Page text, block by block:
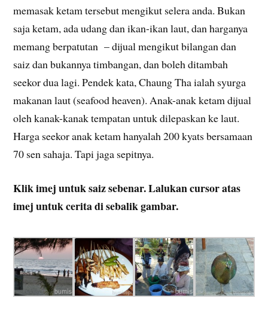
memasak ketam tersebut mengikut selera anda. Bukan
saja ketam, ada udang dan ikan-ikan laut, dan harganya
memang berpatutan – dijual mengikut bilangan dan
saiz dan bukannya timbangan, dan boleh ditambah
seekor dua lagi. Pendek kata, Chaung Tha ialah syurga
makanan laut (seafood heaven). Anak-anak ketam dijual
oleh kanak-kanak tempatan untuk dilepaskan ke laut.
Harga seekor anak ketam hanyalah 200 kyats bersamaan
70 sen sahaja. Tapi jaga sepitnya.
Klik imej untuk saiz sebenar. Lalukan cursor atas
imej untuk cerita di sebalik gambar.